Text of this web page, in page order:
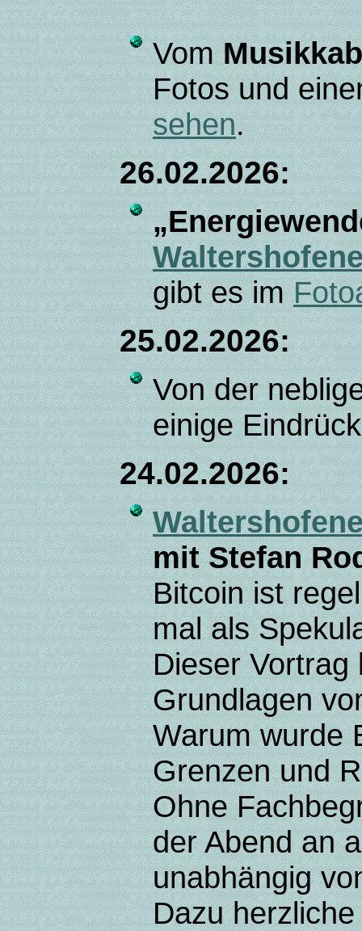
Vom
Fotos und
sehen.
26.02.2026:
gibt es im
25.02.2026:
Von der
einige
24.02.2026:
mit Stefan
Bitcoin ist
mal als
Dieser Vortrag
Grundlagen
Warum wurde
Grenzen und
Ohne
der Abend an
unabhängig
Dazu